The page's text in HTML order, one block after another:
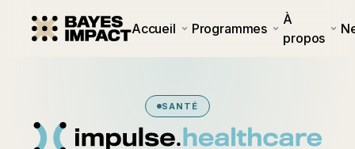
Accueil Programmes
À
propos
SANTÉ